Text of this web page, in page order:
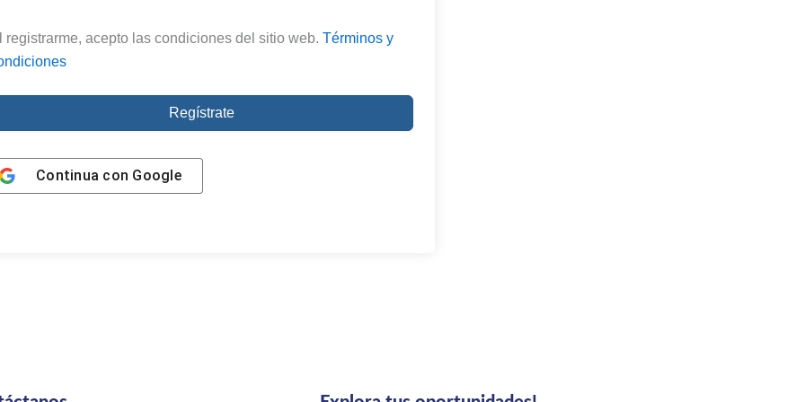
registrarme, acepto las condiciones del sitio web. Términos y
Regístrate
Continua con Google